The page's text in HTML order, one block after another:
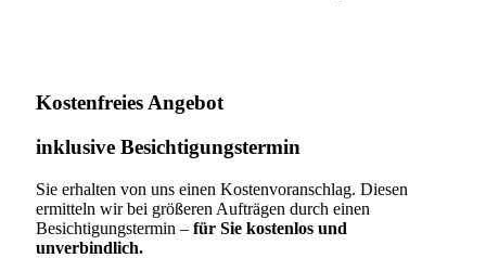
Kostenfreies Angebot
inklusive Besichtigungstermin
Sie erhalten von uns einen Kostenvoranschlag. Diesen
ermitteln wir bei größeren Aufträgen durch einen
Besichtigungstermin – für Sie kostenlos und
unverbindlich.